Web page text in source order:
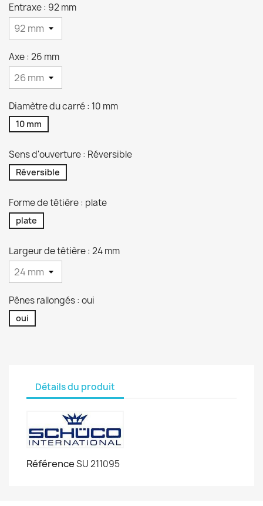
Entraxe : 92 mm
Axe : 26 mm
Diamètre du carré : 10 mm
10 mm
Sens d'ouverture : Réversible
Réversible
Forme de têtière : plate
plate
Largeur de têtière : 24 mm
Pênes rallongés : oui
oui
Détails du produit
RéférenceSU 211095